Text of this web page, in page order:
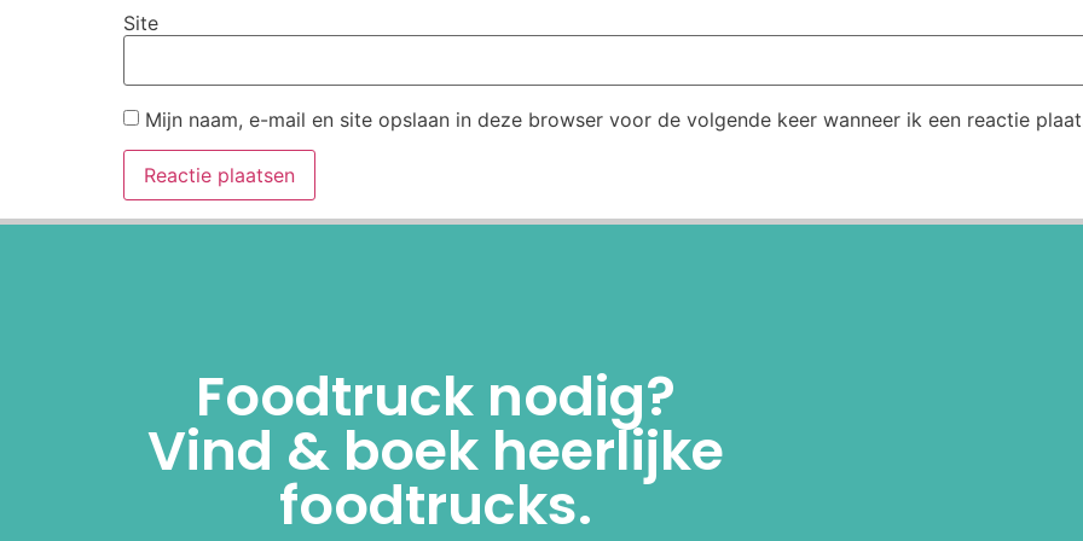
Site
Mijn naam, e-mail en site opslaan in deze browser voor de volgende keer wanneer ik een reactie
Foodtruck nodig?
Vind & boek heerlijke
foodtrucks.